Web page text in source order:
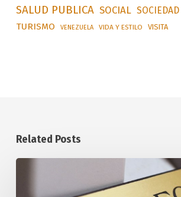
SALUD PUBLICA SOCIAL SOCIEDAD
TURISMO VENEZUELA VIDA Y ESTILO VISITA
Related Posts